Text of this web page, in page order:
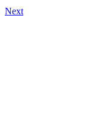
Next